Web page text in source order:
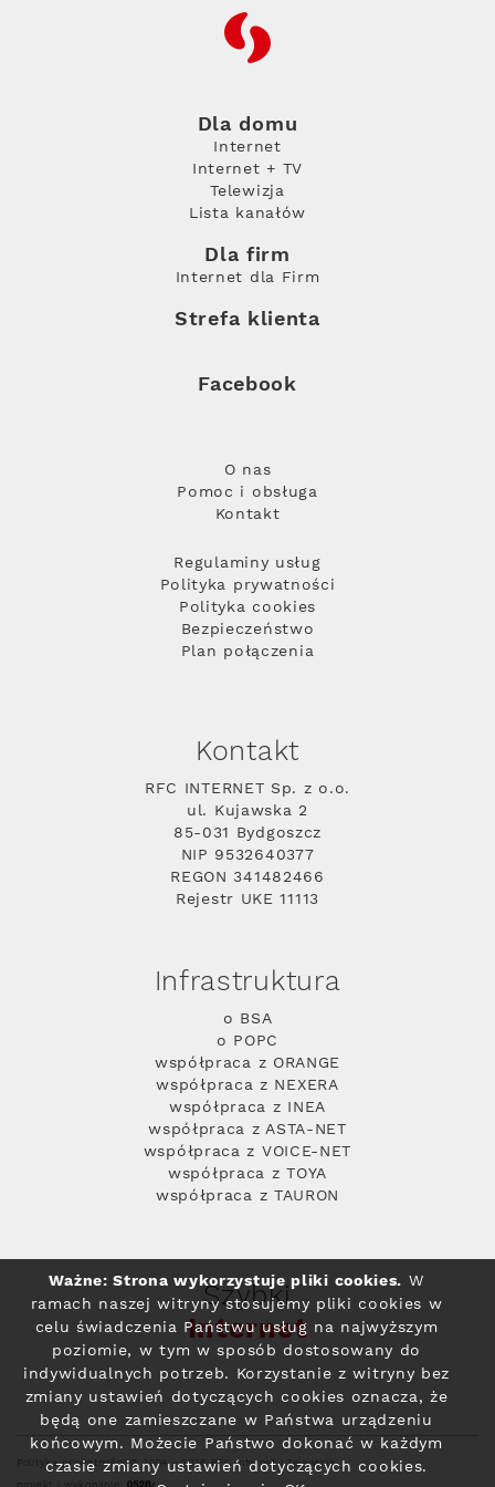
RFC
Dla domu
Internet
Internet + TV
Telewizja
Lista kanałów
Dla firm
Internet dla Firm
Strefa klienta
Facebook
O nas
Pomoc i obsługa
Kontakt
Regulaminy usług
Polityka prywatności
Polityka cookies
Bezpieczeństwo
Plan połączenia
Kontakt
RFC INTERNET Sp. z o.o.
ul. Kujawska 2
85-031 Bydgoszcz
NIP 9532640377
REGON 341482466
Rejestr UKE 11113
Infrastruktura
o BSA
o POPC
współpraca z ORANGE
współpraca z NEXERA
współpraca z INEA
współpraca z ASTA-NET
współpraca z VOICE-NET
współpraca z TOYA
współpraca z TAURON
Szybki
Internet
Polityka prywatności© 2004 - 2026 RFC Internet i Telewizja
Ważne: Strona wykorzystuje pliki cookies. W
ramach naszej witryny stosujemy pliki cookies w
celu świadczenia Państwu usług na najwyższym
poziomie, w tym w sposób dostosowany do
indywidualnych potrzeb. Korzystanie z witryny bez
zmiany ustawień dotyczących cookies oznacza, że
będą one zamieszczane w Państwa urządzeniu
końcowym. Możecie Państwo dokonać w każdym
czasie zmiany ustawień dotyczących cookies.